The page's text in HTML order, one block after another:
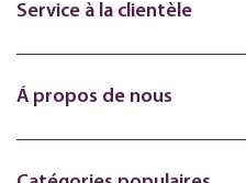
Service à la clientèle
Á propos de nous